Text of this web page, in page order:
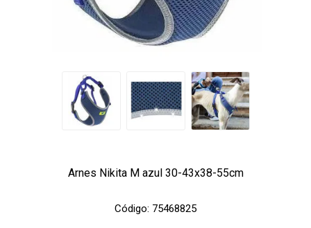
Arnes Nikita M azul 30-43x38-55cm
Código: 75468825